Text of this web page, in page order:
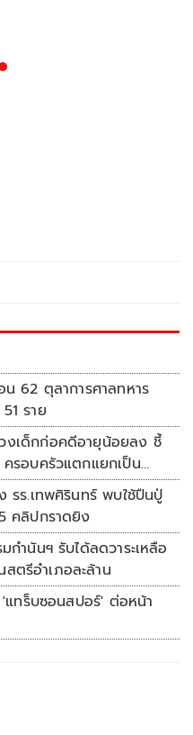
น 62 ตุลาการศาลทหาร
ราย
เด็กก่อคดีอายุน้อยลง ชี้
ครอบครัวแตกแยกเป็น
รร.เทพศิรินทร์ พบใช้ปืนปู่
คลิปกราดยิง
กำนันฯ รับได้ลดวาระเหลือ
ตรีอำเภอละล้าน
แทร็บซอนสปอร์' ต่อหน้า